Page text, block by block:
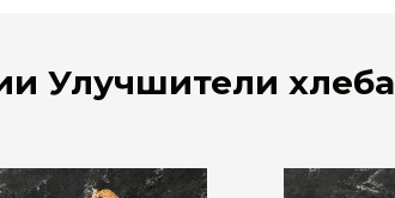
Улучшители хлеба